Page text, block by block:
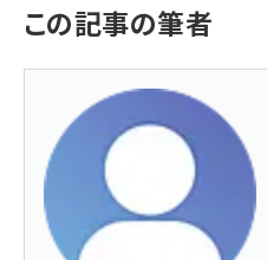
この記事の筆者